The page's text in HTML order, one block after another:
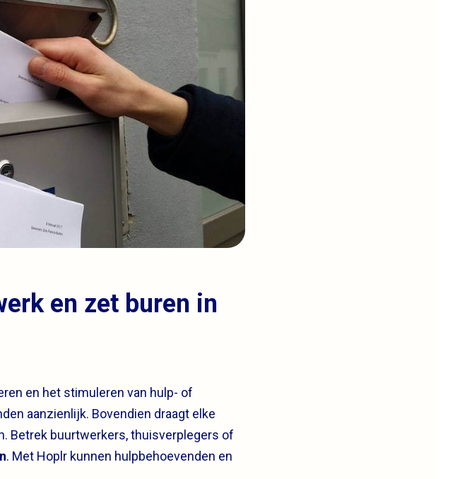
en zet buren in
en het stimuleren van hulp- of
aanzienlijk. Bovendien draagt elke
Betrek buurtwerkers, thuisverplegers of
. Met Hoplr kunnen hulpbehoevenden en